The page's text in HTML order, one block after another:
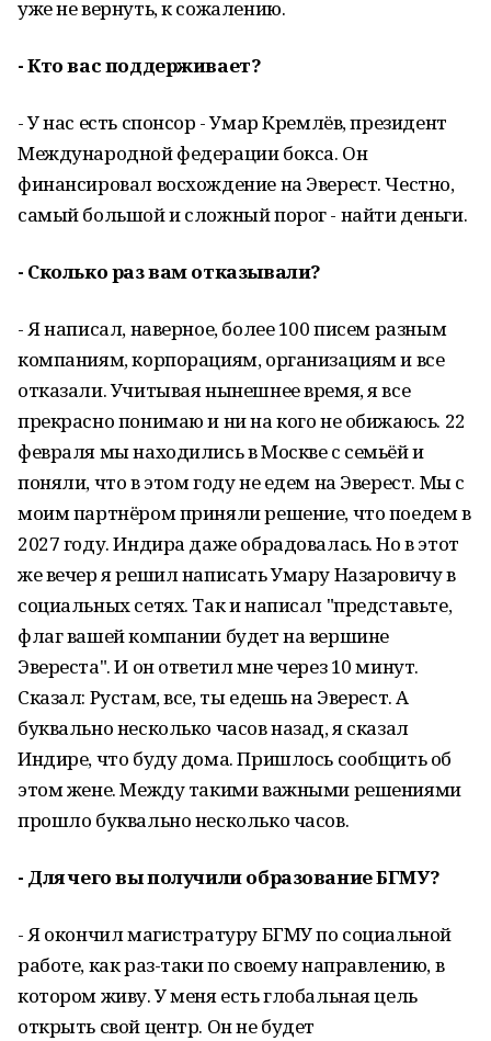
уже не вернуть, к сожалению.
- Кто вас поддерживает?
- У нас есть спонсор - Умар Кремлёв, президент
Международной федерации бокса. Он
финансировал восхождение на Эверест. Честно,
самый большой и сложный порог - найти деньги.
- Сколько раз вам отказывали?
- Я написал, наверное, более 100 писем разным
компаниям, корпорациям, организациям и все
отказали. Учитывая нынешнее время, я все
прекрасно понимаю и ни на кого не обижаюсь. 22
февраля мы находились в Москве с семьёй и
поняли, что в этом году не едем на Эверест. Мы с
моим партнёром приняли решение, что поедем в
2027 году. Индира даже обрадовалась. Но в этот
же вечер я решил написать Умару Назаровичу в
социальных сетях. Так и написал "представьте,
флаг вашей компании будет на вершине
Эвереста". И он ответил мне через 10 минут.
Сказал: Рустам, все, ты едешь на Эверест. А
буквально несколько часов назад, я сказал
Индире, что буду дома. Пришлось сообщить об
этом жене. Между такими важными решениями
прошло буквально несколько часов.
- Для чего вы получили образование БГМУ?
- Я окончил магистратуру БГМУ по социальной
работе, как раз-таки по своему направлению, в
котором живу. У меня есть глобальная цель
открыть свой центр. Он не будет